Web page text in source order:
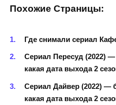
Похожие Страницы:
Где снимали сериал
Сериал Пересуд (2022)
какая дата выхода 2
Сериал Дайвер (2022) —
какая дата выхода 2